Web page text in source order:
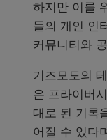
하지만 이를
들의 개인 인
커뮤니티와
기즈모도의
은 프라이버
대로 된 기록
어질 수 있다